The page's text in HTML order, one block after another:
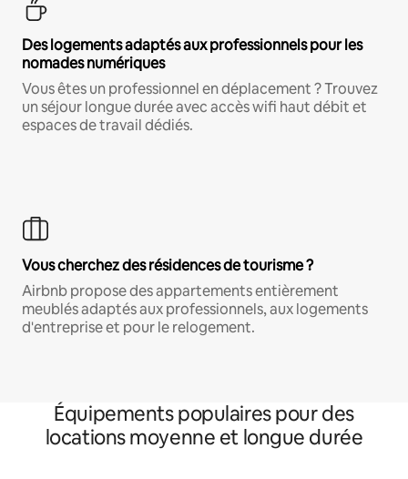
Des logements adaptés aux professionnels pour les
nomades numériques
Vous êtes un professionnel en déplacement ? Trouvez
un séjour longue durée avec accès wifi haut débit et
espaces de travail dédiés.
Vous cherchez des résidences de tourisme ?
Airbnb propose des appartements entièrement
meublés adaptés aux professionnels, aux logements
d'entreprise et pour le relogement.
Équipements populaires pour des
locations moyenne et longue durée